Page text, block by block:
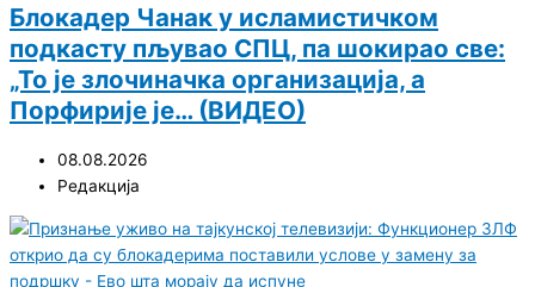
Блокадер Чанак у исламистичком
подкасту пљувао СПЦ, па шокирао све:
„То је злочиначка организација, а
Порфирије је… (ВИДЕО)
08.08.2026
Редакција